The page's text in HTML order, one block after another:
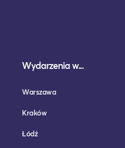
Wydarzenia w...
Warszawa
Kraków
Łódź